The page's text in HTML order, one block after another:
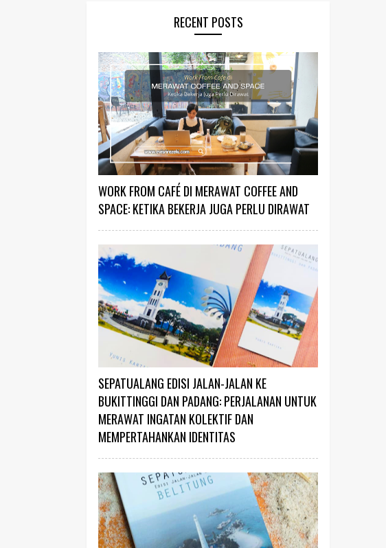
RECENT POSTS
WORK FROM CAFÉ DI MERAWAT COFFEE AND
SPACE: KETIKA BEKERJA JUGA PERLU DIRAWAT
SEPATUALANG EDISI JALAN-JALAN KE
BUKITTINGGI DAN PADANG: PERJALANAN UNTUK
MERAWAT INGATAN KOLEKTIF DAN
MEMPERTAHANKAN IDENTITAS